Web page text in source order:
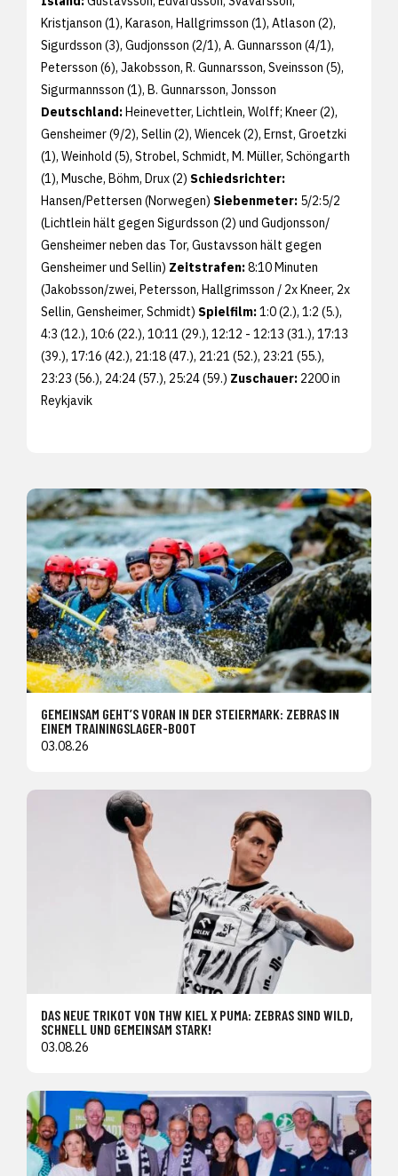
Kristjanson (1), Karason, Hallgrimsson (1), Atlason (2),
Sigurdsson (3), Gudjonsson (2/1), A. Gunnarsson (4/1),
Petersson (6), Jakobsson, R. Gunnarsson, Sveinsson (5),
Sigurmannsson (1), B. Gunnarsson, Jonsson
Deutschland:Heinevetter, Lichtlein, Wolff; Kneer (2),
Gensheimer (9/2), Sellin (2), Wiencek (2), Ernst, Groetzki
(1), Weinhold (5), Strobel, Schmidt, M. Müller, Schöngarth
(1), Musche, Böhm, Drux (2) Schiedsrichter:
Hansen/Pettersen (Norwegen) Siebenmeter: 5/2:5/2
(Lichtlein hält gegen Sigurdsson (2) und Gudjonsson/
Gensheimer neben das Tor, Gustavsson hält gegen
Gensheimer und Sellin) Zeitstrafen:8:10 Minuten
(Jakobsson/zwei, Petersson, Hallgrimsson / 2x Kneer, 2x
Sellin, Gensheimer, Schmidt) Spielfilm:1:0 (2.), 1:2 (5.),
4:3 (12.), 10:6 (22.), 10:11 (29.), 12:12 - 12:13 (31.), 17:13
(39.), 17:16 (42.), 21:18 (47.), 21:21 (52.), 23:21 (55.),
23:23 (56.), 24:24 (57.), 25:24 (59.) Zuschauer: 2200 in
Reykjavik
GEMEINSAM GEHT’S VORAN IN DER STEIERMARK: ZEBRAS IN
EINEM TRAININGSLAGER-BOOT
03.08.26
DAS NEUE TRIKOT VON THW KIEL X PUMA: ZEBRAS SIND WILD,
SCHNELL UND GEMEINSAM STARK!
03.08.26